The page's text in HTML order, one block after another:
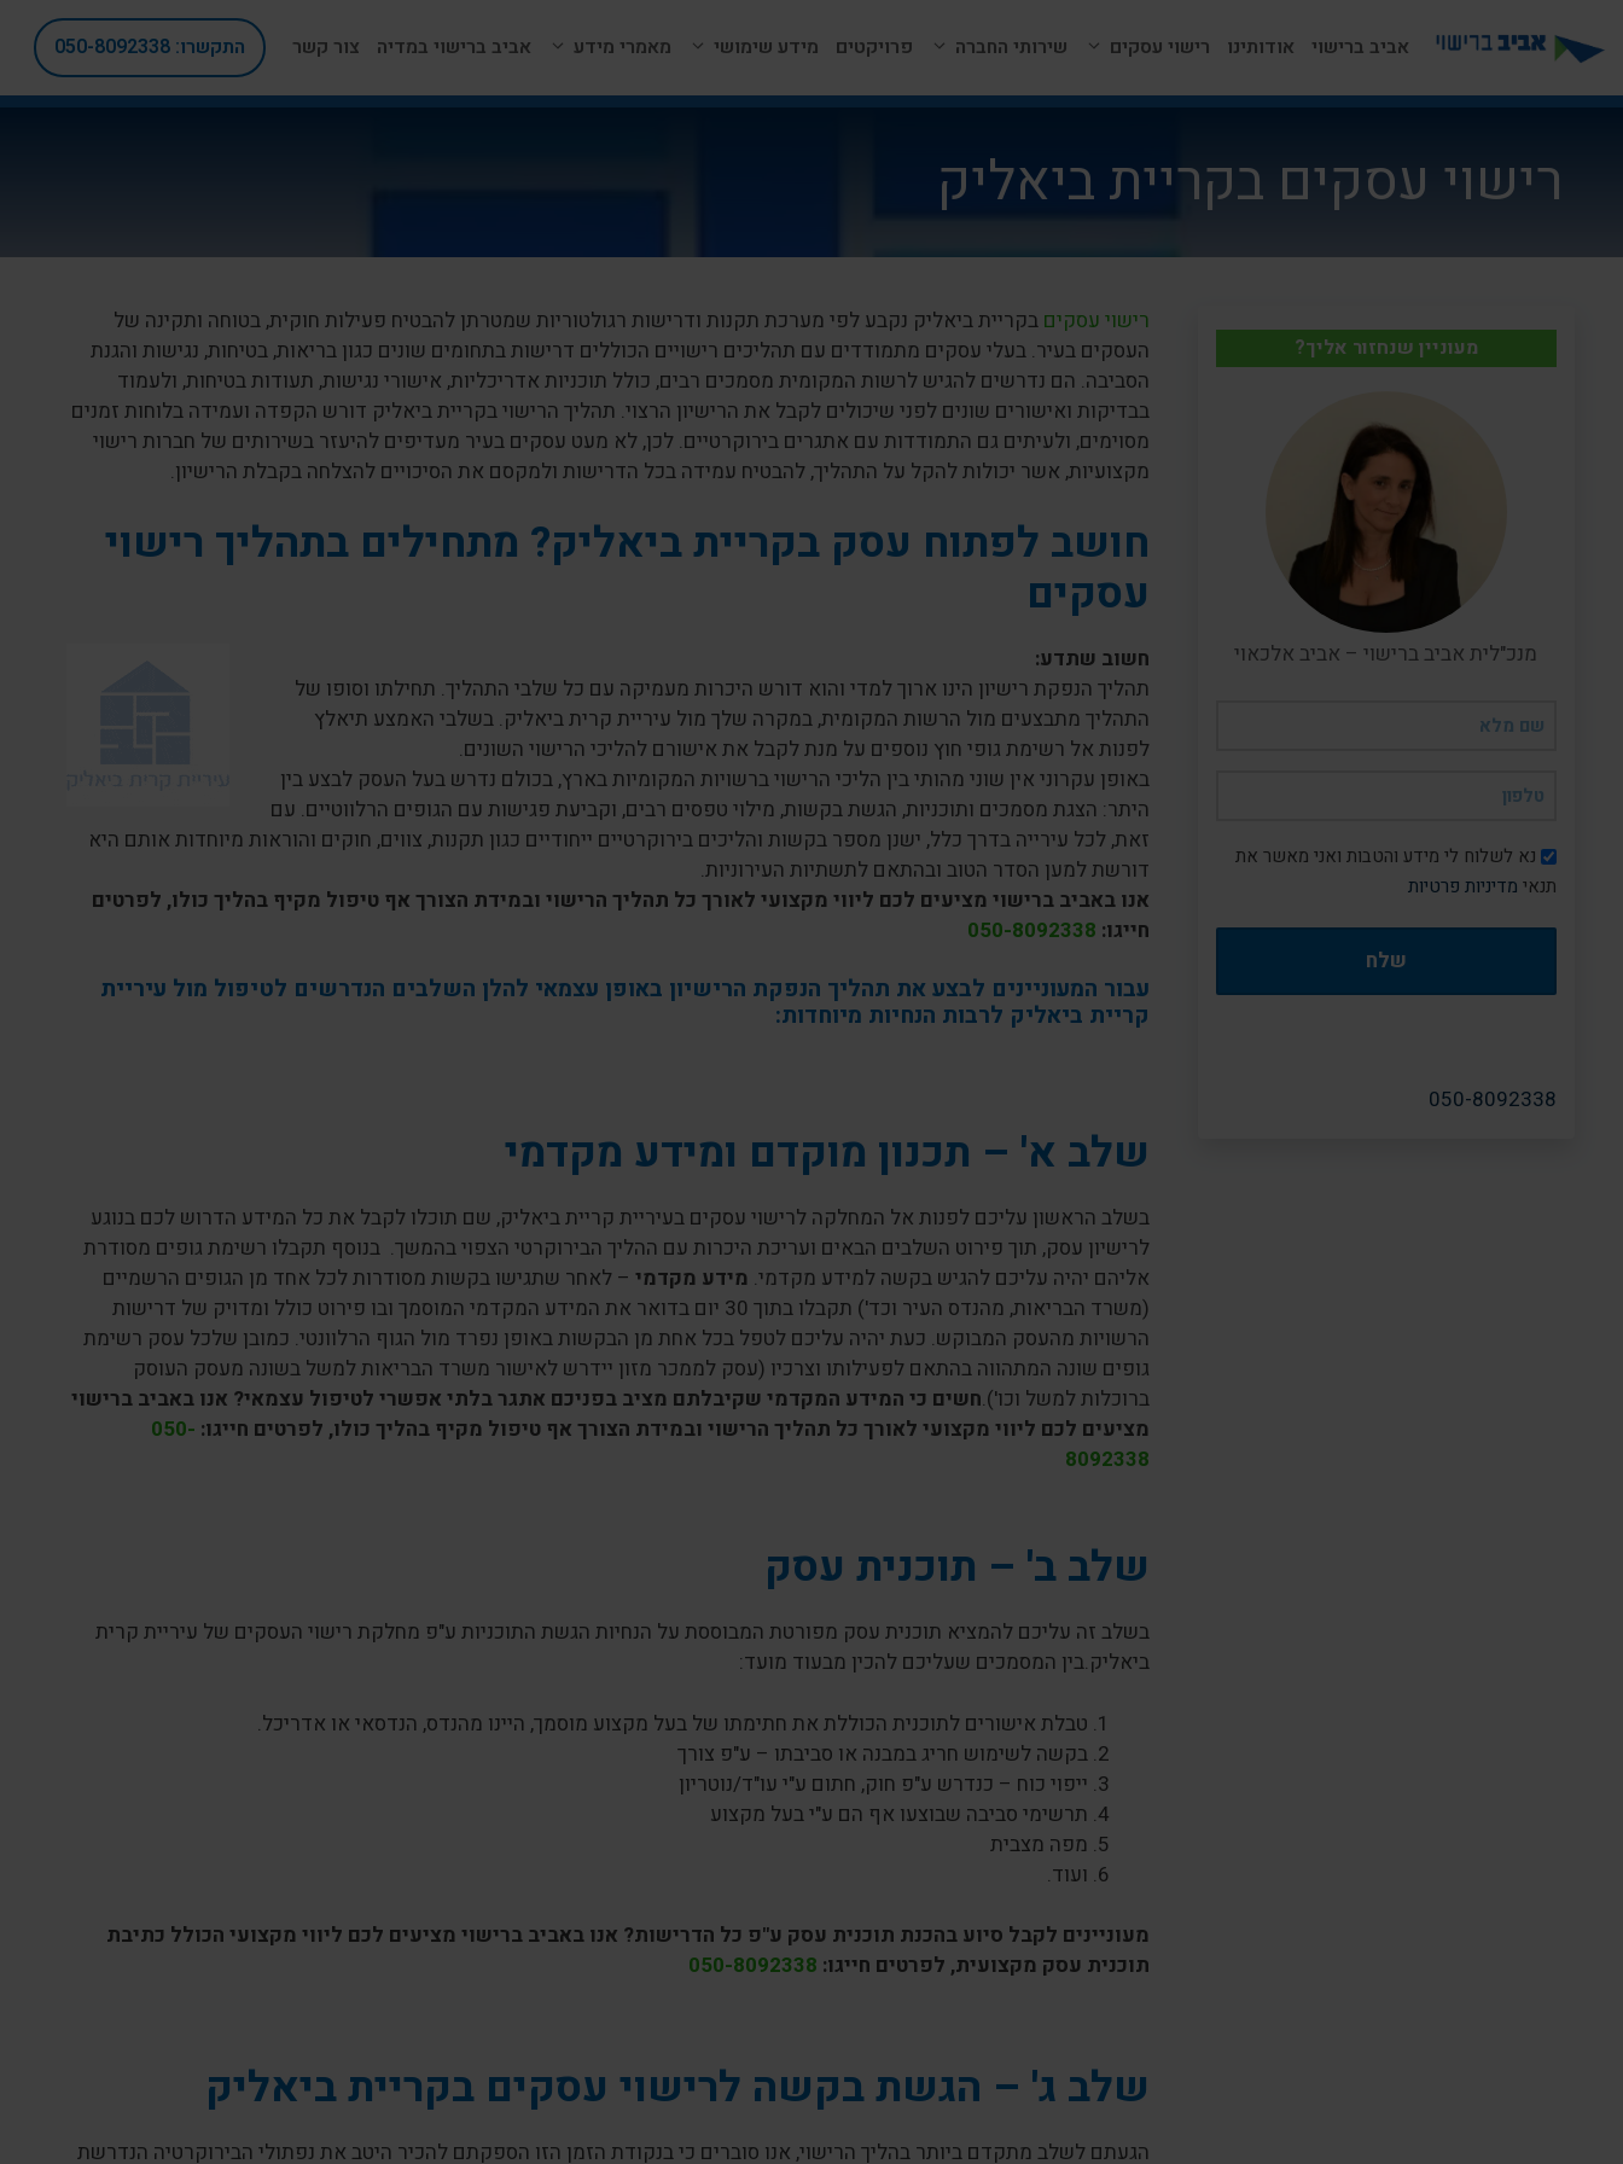
לתוכן
אביב ברישוי אודותינו רישוי עסקים שירותי החברה פרויקטים מידע שימושי מאמרי מידע אביב ברישוי במדיה צור קשר התקשרו: 050-8092338
רישוי עסקים בקריית ביאליק
רישוי עסקים בקריית ביאליק נקבע לפי מערכת תקנות ודרישות רגולטוריות שמטרתן להבטיח פעילות חוקית, בטוחה ותקינה של
העסקים בעיר. בעלי עסקים מתמודדים עם תהליכים רישויים הכוללים דרישות בתחומים שונים כגון בריאות, בטיחות, נגישות והגנת
הסביבה. הם נדרשים להגיש לרשות המקומית מסמכים רבים, כולל תוכניות אדריכליות, אישורי נגישות, תעודות בטיחות, ולעמוד
בבדיקות ואישורים שונים לפני שיכולים לקבל את הרישיון הרצוי. תהליך הרישוי בקריית ביאליק דורש הקפדה ועמידה בלוחות זמנים
מסוימים, ולעיתים גם התמודדות עם אתגרים בירוקרטיים. לכן, לא מעט עסקים בעיר מעדיפים להיעזר בשירותים של חברות רישוי
מקצועיות, אשר יכולות להקל על התהליך, להבטיח עמידה בכל הדרישות ולמקסם את הסיכויים להצלחה בקבלת הרישיון.
חושב לפתוח עסק בקריית ביאליק? מתחילים בתהליך רישוי
עסקים
חשוב שתדע:
תהליך הנפקת רישיון הינו ארוך למדי והוא דורש היכרות מעמיקה עם כל שלבי התהליך. תחילתו וסופו של
התהליך מתבצעים מול הרשות המקומית, במקרה שלך מול עיריית קרית ביאליק. בשלבי האמצע תיאלץ
לפנות אל רשימת גופי חוץ נוספים על מנת לקבל את אישורם להליכי הרישוי השונים.
באופן עקרוני אין שוני מהותי בין הליכי הרישוי ברשויות המקומיות בארץ, בכולם נדרש בעל העסק לבצע בין
היתר: הצגת מסמכים ותוכניות, הגשת בקשות, מילוי טפסים רבים, וקביעת פגישות עם הגופים הרלווטיים. עם
זאת, לכל עירייה בדרך כלל, ישנן מספר בקשות והליכים בירוקרטיים ייחודיים כגון תקנות, צווים, חוקים והוראות מיוחדות אותם היא
דורשת למען הסדר הטוב ובהתאם לתשתיות העירוניות.
אנו באביב ברישוי מציעים לכם ליווי מקצועי לאורך כל תהליך הרישוי ובמידת הצורך אף טיפול מקיף בהליך כולו, לפרטים
חייגו: 050-8092338
עבור המעוניינים לבצע את תהליך הנפקת הרישיון באופן עצמאי להלן השלבים הנדרשים לטיפול מול עיריית
קריית ביאליק לרבות הנחיות מיוחדות:
שלב א' – תכנון מוקדם ומידע מקדמי
בשלב הראשון עליכם לפנות אל המחלקה לרישוי עסקים בעיריית קריית ביאליק, שם תוכלו לקבל את כל המידע הדרוש לכם בנוגע
לרישיון עסק, תוך פירוט השלבים הבאים ועריכת היכרות עם ההליך הבירוקרטי הצפוי בהמשך. בנוסף תקבלו רשימת גופים מסודרת
אליהם יהיה עליכם להגיש בקשה למידע מקדמי. מידע מקדמי – לאחר שתגישו בקשות מסודרות לכל אחד מן הגופים הרשמיים
(משרד הבריאות, מהנדס העיר וכד') תקבלו בתוך 30 יום בדואר את המידע המקדמי המוסמך ובו פירוט כולל ומדויק של דרישות
הרשויות מהעסק המבוקש. כעת יהיה עליכם לטפל בכל אחת מן הבקשות באופן נפרד מול הגוף הרלוונטי. כמובן שלכל עסק רשימת
גופים שונה המתהווה בהתאם לפעילותו וצרכיו (עסק לממכר מזון יידרש לאישור משרד הבריאות למשל בשונה מעסק העוסק
ברוכלות למשל וכו').חשים כי המידע המקדמי שקיבלתם מציב בפניכם אתגר בלתי אפשרי לטיפול עצמאי? אנו באביב ברישוי
מציעים לכם ליווי מקצועי לאורך כל תהליך הרישוי ובמידת הצורך אף טיפול מקיף בהליך כולו, לפרטים חייגו: 050-
8092338
שלב ב' – תוכנית עסק
בשלב זה עליכם להמציא תוכנית עסק מפורטת המבוססת על הנחיות הגשת התוכניות ע"פ מחלקת רישוי העסקים של עיריית קרית
ביאליק.בין המסמכים שעליכם להכין מבעוד מועד:
טבלת אישורים לתוכנית הכוללת את חתימתו של בעל מקצוע מוסמך, היינו מהנדס, הנדסאי או אדריכל.
בקשה לשימוש חריג במבנה או סביבתו – ע"פ צורך
ייפוי כוח – כנדרש ע"פ חוק, חתום ע"י עו"ד/נוטריון
תרשימי סביבה שבוצעו אף הם ע"י בעל מקצוע
מפה מצבית
ועוד.
מעוניינים לקבל סיוע בהכנת תוכנית עסק ע"פ כל הדרישות? אנו באביב ברישוי מציעים לכם ליווי מקצועי הכולל כתיבת
תוכנית עסק מקצועית, לפרטים חייגו: 050-8092338
שלב ג' – הגשת בקשה לרישוי עסקים בקריית ביאליק
הגעתם לשלב מתקדם ביותר בהליך הרישוי, אנו סוברים כי בנקודת הזמן הזו הספקתם להכיר היטב את נפתולי הבירוקרטיה הנדרשת
מעוניין שנחזור אליך?
מנכ"לית אביב ברישוי – אביב אלכאוי
דיוורנא לשלוח לי מידע והטבות ואני מאשר את
תנאי מדיניות פרטיות
050-8092338